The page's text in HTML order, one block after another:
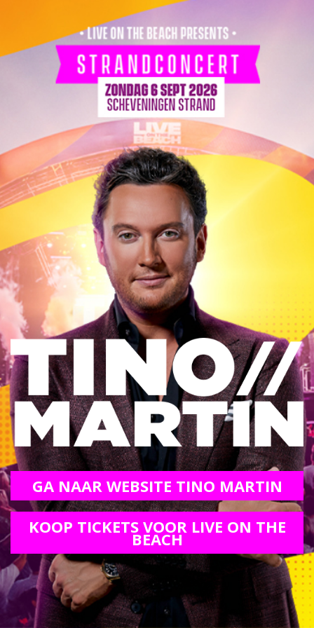
GA NAAR WEBSITE TINO MARTIN
KOOP TICKETS VOOR LIVE ON THE
BEACH